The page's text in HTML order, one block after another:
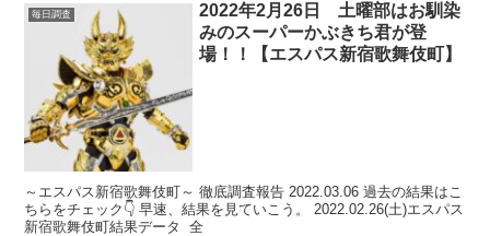
毎日調査
2022年2月26日 土曜部はお馴染
みのスーパーかぶきち君が登
場！！【エスパス新宿歌舞伎町】
～エスパス新宿歌舞伎町～ 徹底調査報告 2022.03.06 過去の結果はこ
ちらをチェック👇 早速、結果を見ていこう。 2022.02.26(土)エスパス
新宿歌舞伎町結果データ 全